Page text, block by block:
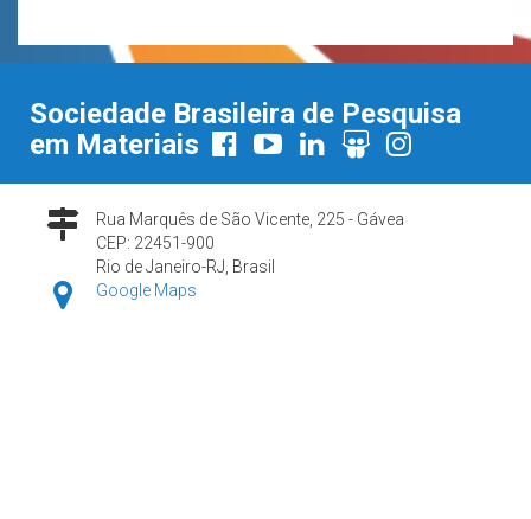
Sociedade Brasileira de Pesquisa
em Materiais
Rua Marquês de São Vicente, 225 - Gávea
CEP: 22451-900
Rio de Janeiro-RJ, Brasil
Google Maps